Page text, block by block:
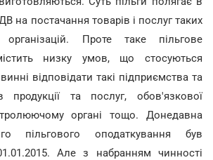
на постачання товарів і послуг таких
Проте таке пільгове
низку умов, що стосуються
відповідати такі підприємства та
продукції та послуг, обов'язкової
органі тощо. Донедавна
пільгового оподаткування був
Але з набранням чинності